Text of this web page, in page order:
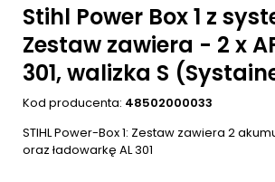
Stihl Power Box 1 z
Zestaw zawiera - 2 x
301, walizka S
Kod producenta: 48502000033
STIHL Power-Box 1: Zestaw zawiera 2
oraz ładowarkę AL 301